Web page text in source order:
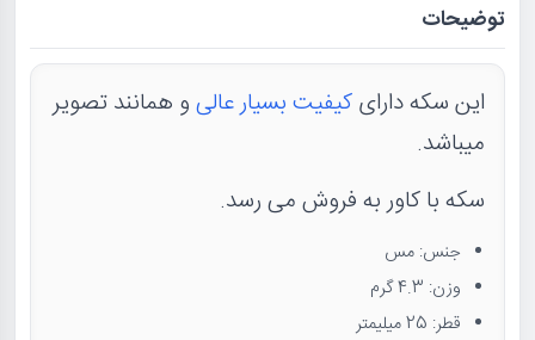
توضیحات
این سکه دارایکیفیت بسیار عالیو همانند تصویر
میباشد.
سکه با کاور به فروش می رسد.
جنس: مس
وزن: 4.3 گرم
قطر: 25 میلیمتر